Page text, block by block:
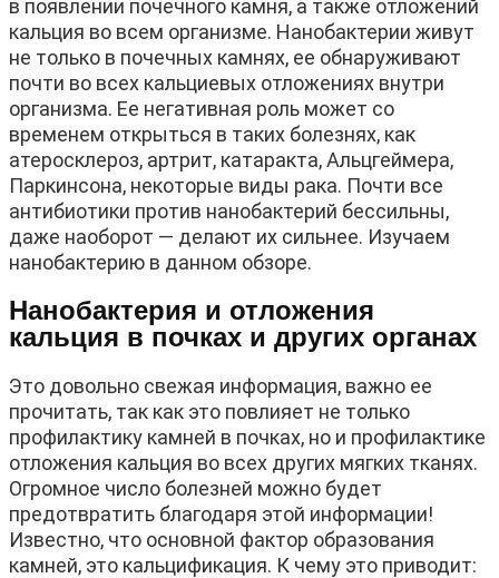
в появлении почечного камня, а также отложений
кальция во всем организме. Нанобактерии живут
не только в почечных камнях, ее обнаруживают
почти во всех кальциевых отложениях внутри
организма. Ее негативная роль может со
временем открыться в таких болезнях, как
атеросклероз, артрит, катаракта, Альцгеймера,
Паркинсона, некоторые виды рака. Почти все
антибиотики против нанобактерий бессильны,
даже наоборот — делают их сильнее. Изучаем
нанобактерию в данном обзоре.
Нанобактерия и отложения
кальция в почках и других органах
Это довольно свежая информация, важно ее
прочитать, так как это повлияет не только
профилактику камней в почках, но и профилактике
отложения кальция во всех других мягких тканях.
Огромное число болезней можно будет
предотвратить благодаря этой информации!
Известно, что основной фактор образования
камней, это кальцификация. К чему это приводит: